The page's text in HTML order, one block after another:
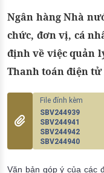
Ngân hàng Nhà
chức, đơn vị, cá
định về việc quản
Thanh toán điện
SBV244939
SBV244941
SBV244942
SBV244940
Văn bản góp ý của các